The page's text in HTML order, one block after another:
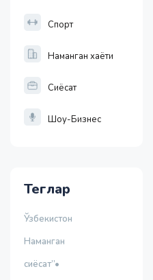
Спорт
Наманган хаёти
Сиёсат
Шоу-Бизнес
Теглар
Ўзбекистон
Наманган
сиёсат”•